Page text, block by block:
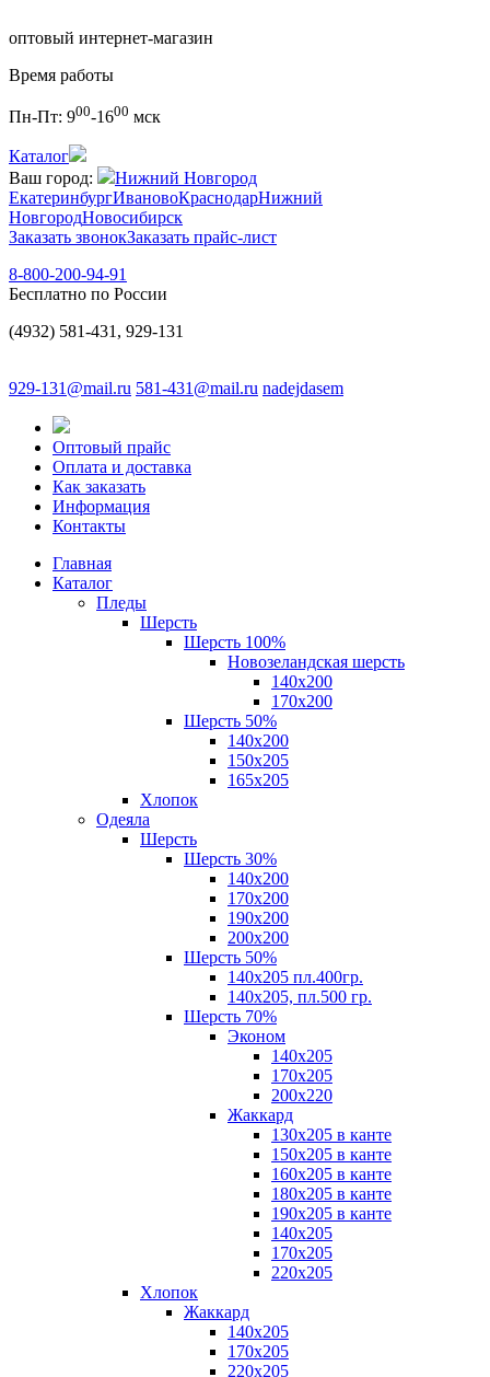
оптовый интернет-магазин
Время работы
Пн-Пт: 900-1600 мск
Каталог
Ваш город:
Нижний Новгород
ЕкатеринбургИвановоКраснодарНижний
НовгородНовосибирск
Заказать звонокЗаказать прайс-лист
8-800-200-94-91
Бесплатно по России
(4932) 581-431, 929-131
929-131@mail.ru 581-431@mail.ru nadejdasem
Оптовый прайс
Оплата и доставка
Как заказать
Информация
Контакты
Главная
Каталог
Пледы
Шерсть
Шерсть 100%
Новозеландская шерсть
140х200
170x200
Шерсть 50%
140x200
150х205
165х205
Хлопок
Одеяла
Шерсть
Шерсть 30%
140х200
170х200
190х200
200х200
Шерсть 50%
140х205 пл.400гр.
140х205, пл.500 гр.
Шерсть 70%
Эконом
140х205
170х205
200х220
Жаккард
130х205 в канте
150х205 в канте
160х205 в канте
180х205 в канте
190х205 в канте
140х205
170х205
220х205
Хлопок
Жаккард
140x205
170х205
220х205